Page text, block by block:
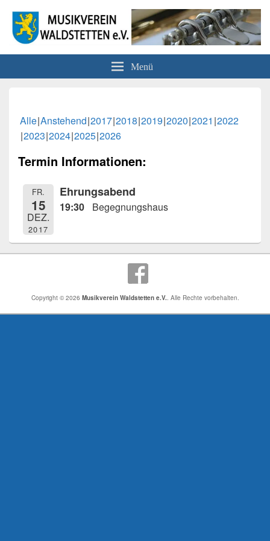
Musikverein Waldstetten e.V.
Menü
Alle Anstehend 2017 2018 2019 2020 2021 2022
2023 2024 2025 2026
Termin Informationen:
FR.
15
DEZ.
2017
Ehrungsabend
19:30 Begegnungshaus
Copyright © 2026 Musikverein Waldstetten e.V.. Alle Rechte vorbehalten.